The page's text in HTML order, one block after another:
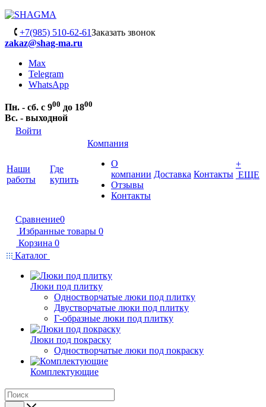
+7(985) 510-62-61Заказать звонок
zakaz@shag-ma.ru
Max
Telegram
WhatsApp
Пн. - сб. с 900 до 1800
Вс. - выходной
Войти
Наши
работы
Где
купить
Компания
О
компании
Отзывы
Контакты
Доставка Контакты
+
ЕЩЕ
Сравнение0
Избранные товары 0
Корзина 0
Каталог
Люки под плитку
Одностворчатые люки под плитку
Двустворчатые люки под плитку
Г-образные люки под плитку
Люки под покраску
Одностворчатые люки под покраску
Комплектующие